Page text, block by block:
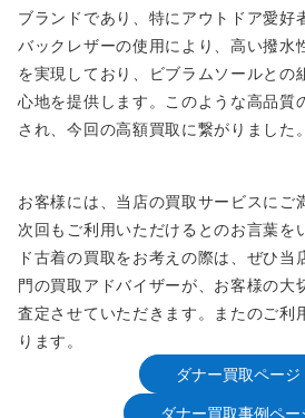
ブランドであり、特にアウトドア愛好
バックレザーの使用により、高い撥水
を実現しており、ビブラムソールとの
心地を提供します。このような高品質
され、今回の高額買取に繋がりました。
お客様には、当店の買取サービスにご
次回もご利用いただけるとのお言葉を
ド古着の買取をお考えの際は、ぜひ当
門の買取アドバイザーが、お客様の大
査定させていただきます。またのご利
ります。
ダナー買取ページ
ダナー買取事例ペー